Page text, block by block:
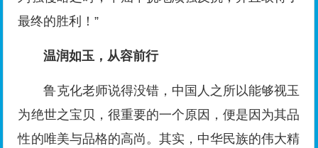
最终的胜利！”
温润如玉，从容前行
鲁克化老师说得没错，中国人之所以能够视玉
为绝世之宝贝，很重要的一个原因，便是因为其品
性的唯美与品格的高尚。其实，中华民族的伟大精